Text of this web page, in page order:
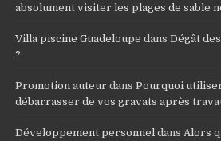
absolument visiter les plages de sable
Villa piscine Guadeloupe dansDégât
?
Promotion auteur dansPourquoi
débarrasser de vos gravats après
Développement personnel dans Alors